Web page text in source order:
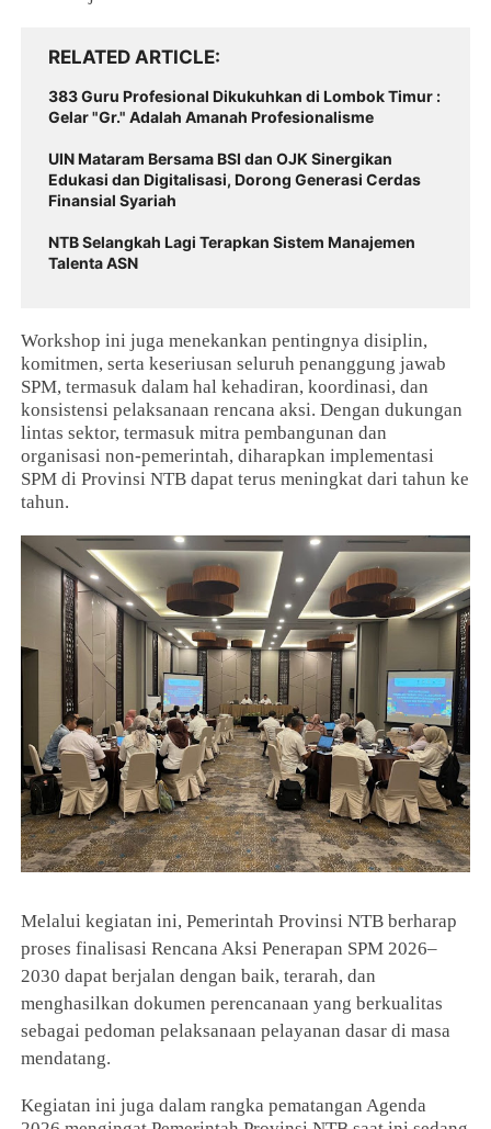
RELATED ARTICLE
383 Guru Profesional Dikukuhkan di Lombok Timur :
Gelar "Gr." Adalah Amanah Profesionalisme
UIN Mataram Bersama BSI dan OJK Sinergikan
Edukasi dan Digitalisasi, Dorong Generasi Cerdas
Finansial Syariah
NTB Selangkah Lagi Terapkan Sistem Manajemen
Talenta ASN
Workshop ini juga menekankan pentingnya disiplin,
komitmen, serta keseriusan seluruh penanggung jawab
SPM, termasuk dalam hal kehadiran, koordinasi, dan
konsistensi pelaksanaan rencana aksi. Dengan dukungan
lintas sektor, termasuk mitra pembangunan dan
organisasi non-pemerintah, diharapkan implementasi
SPM di Provinsi NTB dapat terus meningkat dari tahun ke
tahun.
Melalui kegiatan ini, Pemerintah Provinsi NTB berharap
proses finalisasi Rencana Aksi Penerapan SPM 2026–
2030 dapat berjalan dengan baik, terarah, dan
menghasilkan dokumen perencanaan yang berkualitas
sebagai pedoman pelaksanaan pelayanan dasar di masa
mendatang.
Kegiatan ini juga dalam rangka pematangan Agenda